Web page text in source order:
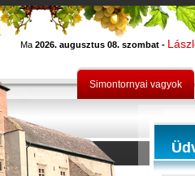
Ma 2026. augusztus 08. szombat -
Simontornyai vagyok